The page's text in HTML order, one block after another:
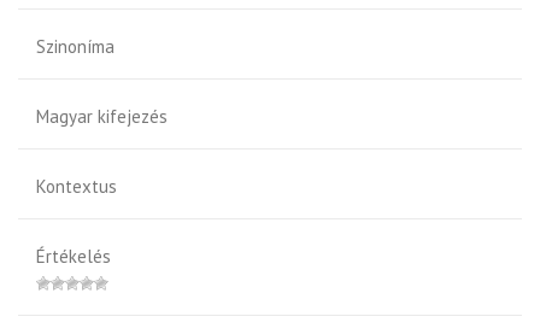
Szinoníma
Magyar kifejezés
Kontextus
Értékelés